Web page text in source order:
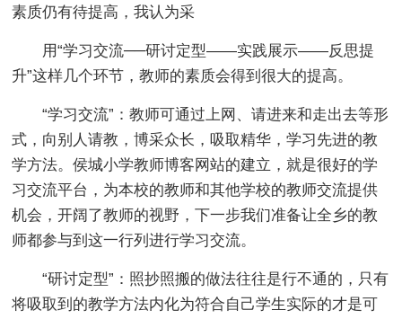
素质仍有待提高，我认为采
用“学习交流──研讨定型——实践展示——反思提
升”这样几个环节，教师的素质会得到很大的提高。
“学习交流”：教师可通过上网、请进来和走出去等形
式，向别人请教，博采众长，吸取精华，学习先进的教
学方法。侯城小学教师博客网站的建立，就是很好的学
习交流平台，为本校的教师和其他学校的教师交流提供
机会，开阔了教师的视野，下一步我们准备让全乡的教
师都参与到这一行列进行学习交流。
“研讨定型”：照抄照搬的做法往往是行不通的，只有
将吸取到的教学方法内化为符合自己学生实际的才是可